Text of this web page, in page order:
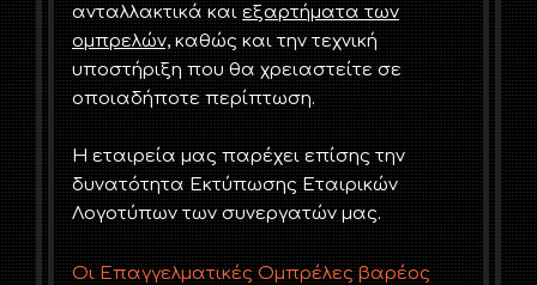
ανταλλακτικά καιεξαρτήματα των
ομπρελών,καθώς και την τεχνική
υποστήριξη που θα χρειαστείτε σε
οποιαδήποτε περίπτωση.
Η εταιρεία μας παρέχει επίσης την
δυνατότητα Εκτύπωσης Εταιρικών
Λογοτύπων των συνεργατών μας.
Οι Επαγγελματικές Ομπρέλες βαρέος